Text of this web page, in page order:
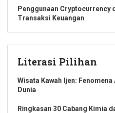
Penggunaan Cryptocurrency
Transaksi Keuangan
Literasi Pilihan
Wisata Kawah Ijen:
Dunia
Ringkasan 30 Cabang Kimia